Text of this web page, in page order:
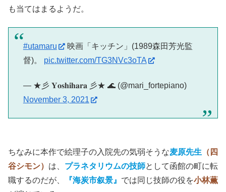
も当てはまるようだ。
#utamaru
映画「キッチン」(1989森田芳光監
督)。 pic.twitter.com/TG3NVc3oTA
— ★彡 𝐘𝐨𝐬𝐡𝐢𝐡𝐚𝐫𝐚 彡★ 🌊 (@mari_fortepiano)
November 3, 2021
ちなみに本作で絵理子の入院先の気弱そうな麦原先生 （四
谷シモン） は、 プラネタリウムの技師として函館の町に転
職するのだが、
『海炭市叙景』 では同じ技師の役を小林薫